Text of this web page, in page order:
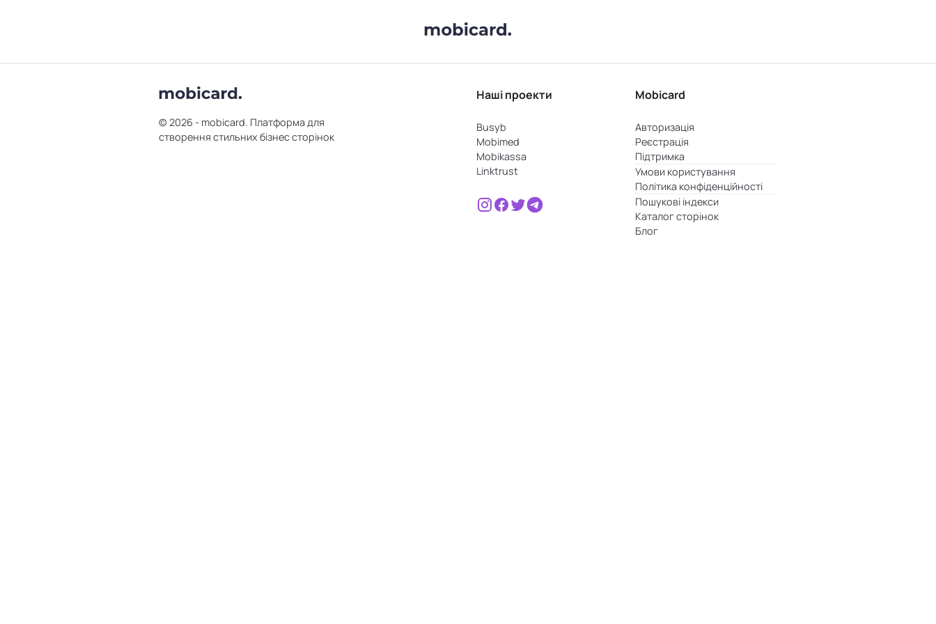
© 2026 - mobicard. Платформа для
створення стильних бізнес сторінок
Наші проекти
Busyb
Mobimed
Mobikassa
Linktrust
Mobicard
Авторизація
Реєстрація
Підтримка
Умови користування
Політика конфіденційності
Пошукові індекси
Каталог сторінок
Блог